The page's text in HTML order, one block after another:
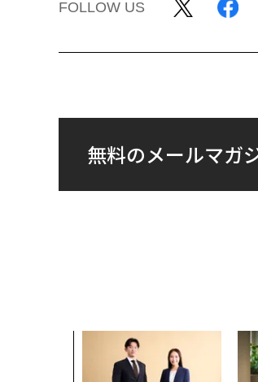
FOLLOW US
無料のメールマガ